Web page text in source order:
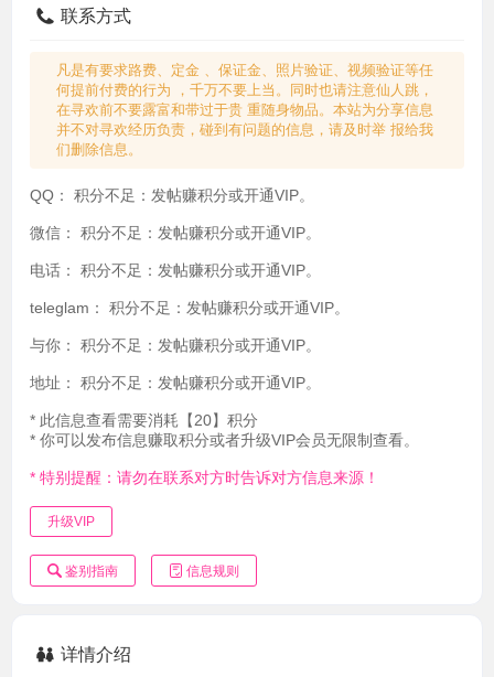
联系方式
凡是有要求路费、定金 、保证金、照片验证、视频验证等任
何提前付费的行为 ，千万不要上当。同时也请注意仙人跳，
在寻欢前不要露富和带过于贵 重随身物品。本站为分享信息
并不对寻欢经历负责，碰到有问题的信息，请及时举 报给我
们删除信息。
QQ： 积分不足：发帖赚积分或开通VIP。
微信： 积分不足：发帖赚积分或开通VIP。
电话： 积分不足：发帖赚积分或开通VIP。
teleglam： 积分不足：发帖赚积分或开通VIP。
与你： 积分不足：发帖赚积分或开通VIP。
地址： 积分不足：发帖赚积分或开通VIP。
* 此信息查看需要消耗【20】积分
* 你可以发布信息赚取积分或者升级VIP会员无限制查看。
* 特别提醒：请勿在联系对方时告诉对方信息来源！
升级VIP
鉴别指南 信息规则
详情介绍